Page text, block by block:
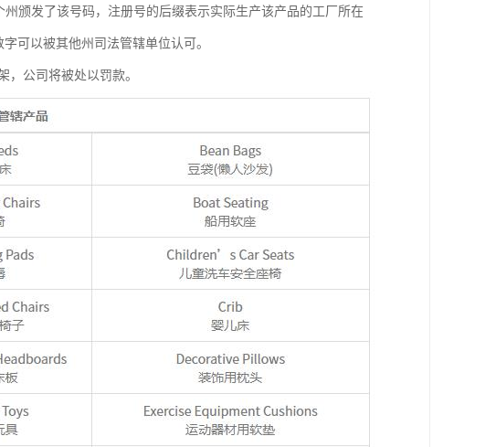
颁发了该号码，注册号的后缀表示实际生产该产品的工厂所在
可以被其他州司法管辖单位认可。
，公司将被处以罚款。